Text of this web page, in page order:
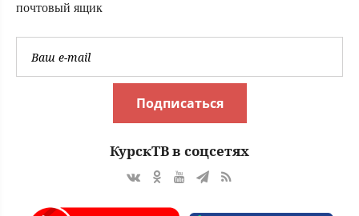
почтовый ящик
Подписаться
КурскТВ в соцсетях